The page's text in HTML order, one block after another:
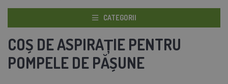
CATEGORII
COȘ DE ASPIRAȚIE PENTRU
POMPELE DE PĂȘUNE